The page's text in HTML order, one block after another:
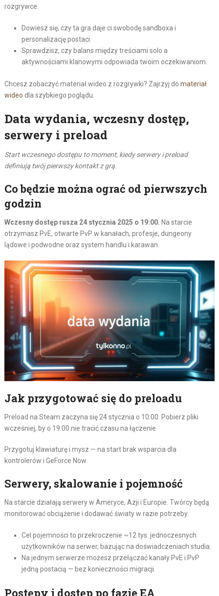
rozgrywce.
Dowiesz się, czy ta gra daje ci swobodę sandboxa i
personalizację postaci.
Sprawdzisz, czy balans między treściami solo a
aktywnościami klanowymi odpowiada twoim oczekiwaniom.
Chcesz zobaczyć materiał wideo z rozgrywki? Zajrzyj do materiał
wideo dla szybkiego poglądu.
Data wydania, wczesny dostęp,
serwery i preload
Start wczesnego dostępu to moment, kiedy serwery i preload
definiują twój pierwszy kontakt z grą.
Co będzie można ograć od pierwszych
godzin
Wczesny dostęp rusza 24 stycznia 2025 o 19:00. Na starcie
otrzymasz PvE, otwarte PvP w kanałach, profesje, dungeony
lądowe i podwodne oraz system handlu i karawan.
Jak przygotować się do preloadu
Preload na Steam zaczyna się 24 stycznia o 10:00. Pobierz pliki
wcześniej, by o 19:00 nie tracić czasu na łączenie.
Przygotuj klawiaturę i mysz — na start brak wsparcia dla
kontrolerów i GeForce Now.
Serwery, skalowanie i pojemność
Na starcie działają serwery w Ameryce, Azji i Europie. Twórcy będą
monitorować obciążenie i dodawać światy w razie potrzeby.
Cel pojemności to przekroczenie ~12 tys. jednoczesnych
użytkowników na serwer, bazując na doświadczeniach studia.
Na jednym serwerze możesz przełączać kanały PvE i PvP
jedną postacią — bez konieczności migracji.
Postępy i dostęp po fazie EA